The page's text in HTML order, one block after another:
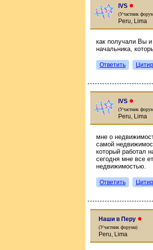
IVS ●
(Участник
Peru, Lima
как получали Вы
начальника,
Ответить
IVS ●
(Участник
Peru, Lima
мне о
самой
который работал
сегодня мне все
недвижимостью.
Ответить
Наши в Перу ●
(Участник форума)
Peru, Lima